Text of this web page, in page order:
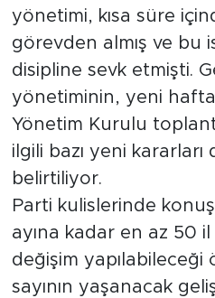
yönetimi, kısa süre
görevden almış ve bu
disipline sevk etmişti.
yönetiminin, yeni
Yönetim Kurulu
ilgili bazı yeni
belirtiliyor.
Parti kulislerinde
ayına kadar en az 50 il
değişim
sayının yaşanacak